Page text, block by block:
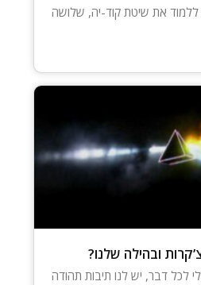
ללמוד את שיטת קוד-יה, שלושה
ובהילה שלנו?
לכל דבר, יש לנו תיבות תהודה